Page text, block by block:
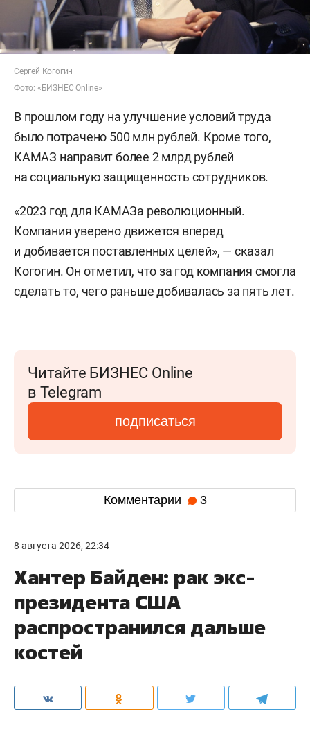
Сергей Когогин
Фото: «БИЗНЕС Online»
В прошлом году на улучшение условий труда
было потрачено 500 млн рублей. Кроме того,
КАМАЗ направит более 2 млрд рублей
на социальную защищенность сотрудников.
«2023 год для КАМАЗа революционный.
Компания уверено движется вперед
и добивается поставленных целей», — сказал
Когогин. Он отметил, что за год компания смогла
сделать то, чего раньше добивалась за пять лет.
Читайте БИЗНЕС Online
в Telegram
подписаться
Комментарии 3
8 августа 2026, 22:34
Хантер Байден: рак экс-
президента США
распространился дальше
костей